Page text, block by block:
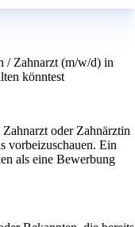
/ Zahnarzt (m/w/d) in
könntest
oder Zahnärztin
vorbeizuschauen. Ein
als eine Bewerbung